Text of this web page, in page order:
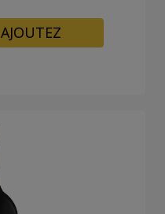
AJOUTEZ